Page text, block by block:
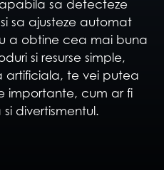
sa detecteze
sa ajusteze automat
a obtine cea mai buna
si resurse simple,
artificiala, te vei putea
importante, cum ar fi
divertismentul.